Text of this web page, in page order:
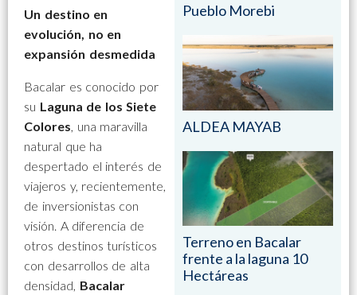
Un destino en
evolución, no en
expansión desmedida
Bacalar es conocido por
su Laguna de los Siete
Colores, una maravilla
natural que ha
despertado el interés de
viajeros y, recientemente,
de inversionistas con
visión. A diferencia de
otros destinos turísticos
con desarrollos de alta
densidad, Bacalar
Pueblo Morebi
ALDEA MAYAB
Terreno en Bacalar
frente a la laguna 10
Hectáreas